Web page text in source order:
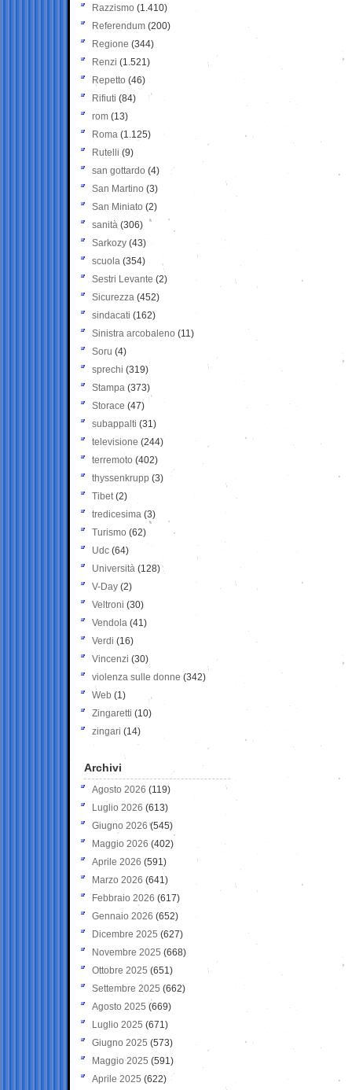
Razzismo (1.410)
Referendum (200)
Regione (344)
Renzi (1.521)
Repetto (46)
Rifiuti (84)
rom (13)
Roma (1.125)
Rutelli (9)
san gottardo (4)
San Martino (3)
San Miniato (2)
sanità (306)
Sarkozy (43)
scuola (354)
Sestri Levante (2)
Sicurezza (452)
sindacati (162)
Sinistra arcobaleno (11)
Soru (4)
sprechi (319)
Stampa (373)
Storace (47)
subappalti (31)
televisione(244)
terremoto (402)
thyssenkrupp (3)
Tibet(2)
tredicesima (3)
Turismo (62)
Udc (64)
Università (128)
V-Day (2)
Veltroni (30)
Vendola (41)
Verdi (16)
Vincenzi (30)
violenza sulle donne (342)
Web (1)
Zingaretti (10)
zingari (14)
Archivi
Agosto 2026 (119)
Luglio 2026 (613)
Giugno 2026 (545)
Maggio 2026 (402)
Aprile 2026 (591)
Marzo 2026 (641)
Febbraio 2026 (617)
Gennaio 2026 (652)
Dicembre 2025 (627)
Novembre 2025 (668)
Ottobre 2025 (651)
Settembre 2025 (662)
Agosto 2025 (669)
Luglio 2025 (671)
Giugno 2025 (573)
Maggio 2025 (591)
Aprile 2025 (622)